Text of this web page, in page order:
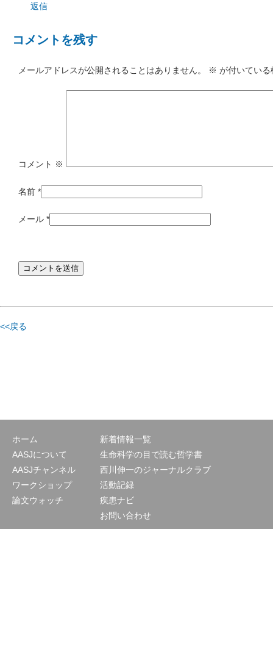
返信
コメントを残す
メールアドレスが公開されることはありません。 ※ が付いてい
コメント ※
名前 *
メール *
<<戻る
ホーム
AASJについて
AASJチャンネル
ワークショップ
論文ウォッチ
新着情報一覧
生命科学の目で読む哲学書
西川伸一のジャーナルクラブ
活動記録
疾患ナビ
お問い合わせ